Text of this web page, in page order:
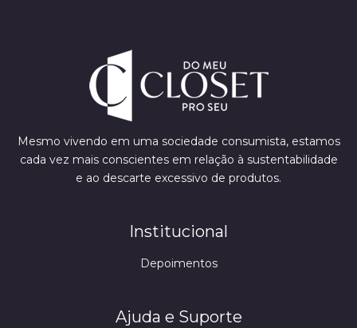
Mesmo vivendo em uma sociedade consumista, estamos
cada vez mais conscientes em relação à sustentabilidade
e ao descarte excessivo de produtos.
Institucional
Depoimentos
Ajuda e Suporte